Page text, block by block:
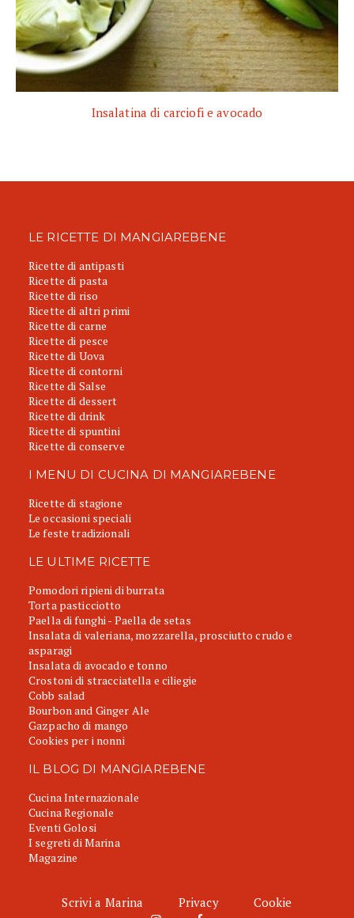
Insalatina di carciofi e avocado
LE RICETTE DI MANGIAREBENE
Ricette di antipasti
Ricette di pasta
Ricette di riso
Ricette di altri primi
Ricette di carne
Ricette di pesce
Ricette di Uova
Ricette di contorni
Ricette di Salse
Ricette di dessert
Ricette di drink
Ricette di spuntini
Ricette di conserve
I MENU DI CUCINA DI MANGIAREBENE
Ricette di stagione
Le occasioni speciali
Le feste tradizionali
LE ULTIME RICETTE
Pomodori ripieni di burrata
Torta pasticciotto
Paella di funghi - Paella de setas
Insalata di valeriana, mozzarella, prosciutto crudo e
asparagi
Insalata di avocado e tonno
Crostoni di stracciatella e ciliegie
Cobb salad
Bourbon and Ginger Ale
Gazpacho di mango
Cookies per i nonni
IL BLOG DI MANGIAREBENE
Cucina Internazionale
Cucina Regionale
Eventi Golosi
I segreti di Marina
Magazine
Scrivi a Marina Privacy Cookie